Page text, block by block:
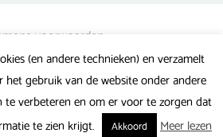
voorwaarden
verklaring
gestelde vragen
(en andere technieken) en verzamelt
gebruik van de website onder andere
te verbeteren en om er voor te zorgen dat
te zien krijgt.
Akkoord Meer lezen